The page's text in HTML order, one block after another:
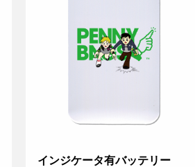
インジケータ有バッテリー